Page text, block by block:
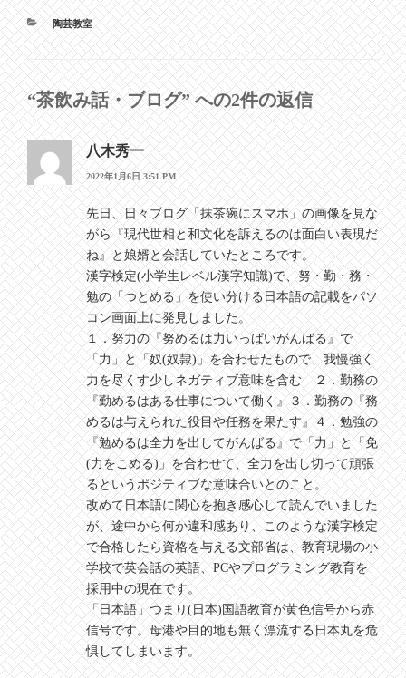
カ
テ
ゴ
リ
ー
陶芸教室
“茶飲み話・ブログ” への2件の返信
八木秀一
2022年1月6日 3:51 PM
先日、日々ブログ「抹茶碗にスマホ」の画像を見な
がら『現代世相と和文化を訴えるのは面白い表現だ
ね』と娘婿と会話していたところです。
漢字検定(小学生レベル漢字知識)で、努・勤・務・
勉の「つとめる」を使い分ける日本語の記載をパソ
コン画面上に発見しました。
１．努力の『努めるは力いっぱいがんばる』で
「力」と「奴(奴隷)」を合わせたもので、我慢強く
力を尽くす少しネガティブ意味を含む ２．勤務の
『勤めるはある仕事について働く』３．勤務の『務
めるは与えられた役目や任務を果たす』４．勉強の
『勉めるは全力を出してがんばる』で「力」と「免
(力をこめる)」を合わせて、全力を出し切って頑張
るというポジティブな意味合いとのこと。
改めて日本語に関心を抱き感心して読んでいました
が、途中から何か違和感あり、このような漢字検定
で合格したら資格を与える文部省は、教育現場の小
学校で英会話の英語、PCやプログラミング教育を
採用中の現在です。
「日本語」つまり(日本)国語教育が黄色信号から赤
信号です。母港や目的地も無く漂流する日本丸を危
惧してしまいます。